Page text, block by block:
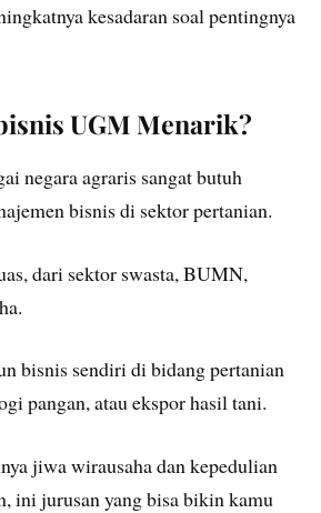
kesadaran soal pentingnya
UGM Menarik?
negara agraris sangat butuh
bisnis di sektor pertanian.
dari sektor swasta, BUMN,
bisnis sendiri di bidang pertanian
pangan, atau ekspor hasil tani.
jiwa wirausaha dan kepedulian
ini jurusan yang bisa bikin kamu